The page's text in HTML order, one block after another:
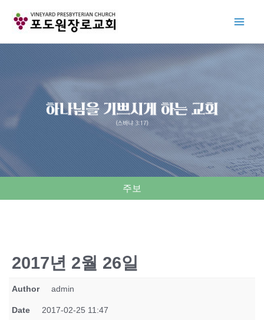
주보
2017년 2월 26일
Author admin
Date 2017-02-25 11:47